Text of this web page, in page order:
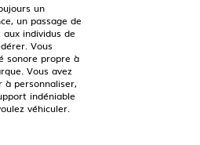
un
un passage de
individus de
Vous
sonore propre à
Vous avez
à personnaliser,
indéniable
véhiculer.